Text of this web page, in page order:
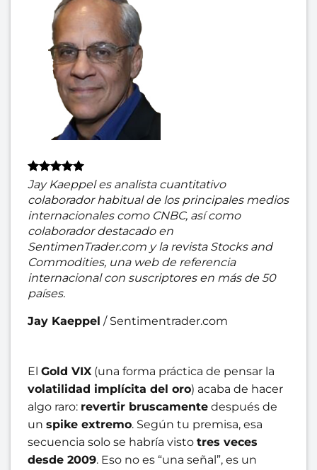
Jay Kaeppel es analista cuantitativo
colaborador habitual de los principales medios
internacionales como CNBC, así como
colaborador destacado en
SentimenTrader.com y la revista Stocks and
Commodities, una web de referencia
internacional con suscriptores en más de 50
países.
Jay Kaeppel / Sentimentrader.com
El Gold VIX (una forma práctica de pensar la
volatilidad implícita del oro) acaba de hacer
algo raro: revertir bruscamente después de
un spike extremo. Según tu premisa, esa
secuencia solo se habría visto tres veces
desde 2009. Eso no es “una señal”, es un